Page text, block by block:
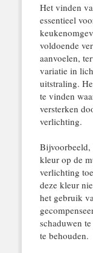
Het vinden
essentieel
voldoende
aanvoelen,
variatie in
uitstraling.
te vinden
versterken
verlichting.
Bijvoorbeeld,
kleur op de
verlichting
deze kleur
het gebruik
schaduwen
te behouden.